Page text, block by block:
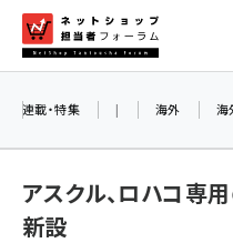
ン
ネット
連載・特集 | 海外 海
アスクル、ロハコ専
新設